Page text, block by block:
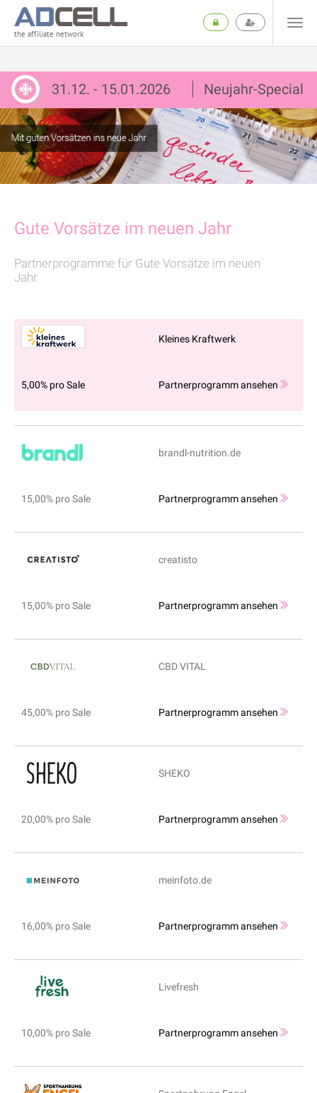
the affiliate network
31.12. - 15.01.2026 Neujahr-Special
Gute Vorsätze im neuen Jahr
Partnerprogramme für Gute Vorsätze im neuen
Jahr
Kleines Kraftwerk
5,00% pro Sale Partnerprogramm ansehen
brandl-nutrition.de
15,00% pro Sale Partnerprogramm ansehen
creatisto
15,00% pro Sale Partnerprogramm ansehen
CBD VITAL
45,00% pro Sale Partnerprogramm ansehen
SHEKO
20,00% pro Sale Partnerprogramm ansehen
meinfoto.de
16,00% pro Sale Partnerprogramm ansehen
Livefresh
10,00% pro Sale Partnerprogramm ansehen